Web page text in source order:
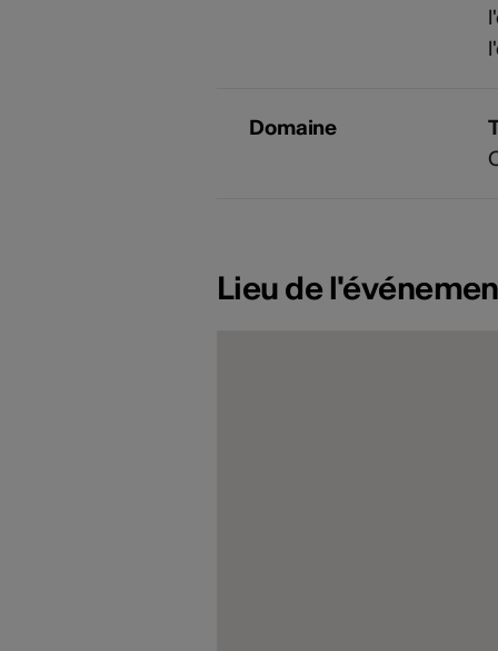
Domaine
Lieu de